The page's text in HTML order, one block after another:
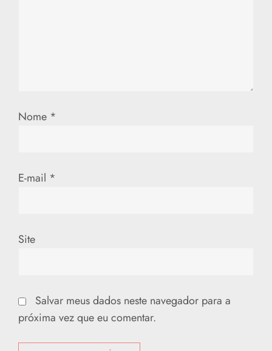
s
Nome *
E-mail *
Site
Salvar meus dados neste navegador para a
próxima vez que eu comentar.